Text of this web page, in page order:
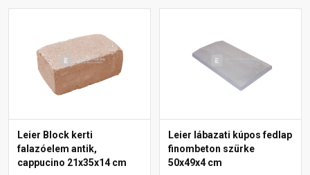
Leier Block kerti
falazóelem antik,
cappucino 21x35x14 cm
Leier lábazati kúpos fedlap
finombeton szürke
50x49x4 cm